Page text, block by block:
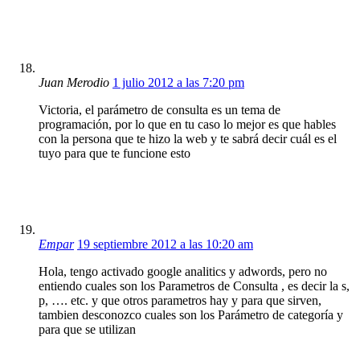
Juan Merodio 1 julio 2012 a las 7:20 pm
Victoria, el parámetro de consulta es un tema de
programación, por lo que en tu caso lo mejor es que hables
con la persona que te hizo la web y te sabrá decir cuál es el
tuyo para que te funcione esto
Empar 19 septiembre 2012 a las 10:20 am
Hola, tengo activado google analitics y adwords, pero no
entiendo cuales son los Parametros de Consulta , es decir la s,
p, …. etc. y que otros parametros hay y para que sirven,
tambien desconozco cuales son los Parámetro de categoría y
para que se utilizan